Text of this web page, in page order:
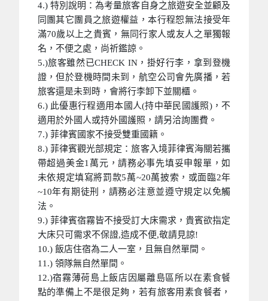
4.) 特別說明：為考量旅客自身之旅遊安全並顧及
同團其它團員之旅遊權益，本行程恕無法接受年
滿70歲以上之貴賓，無同行家人或友人之單獨報
名，不便之處，尚祈鑑諒。
5.)旅客雖然已CHECK IN，掛好行李，拿到登機
證，但於登機時間未到，航空公司會先廣播，若
旅客還是未到時，會將行李卸下並關櫃。
6.) 此優惠行程適用本國人(持中華民國護照)，不
適用於外國人或持外國護照，請另洽詢團費。
7.) 菲律賓國家不接受雙重國籍。
8.) 菲律賓觀光部規定：旅客入境菲律賓海關若攜
帶超過美金1萬元，請務必事先填妥申報單，如
未依規定填寫將罰款5萬~20萬披索，或面臨2年
~10年有期徒刑，請務必注意並遵守規定以免觸
法。
9.) 菲律賓宿霧皆不接受訂大床需求，貴賓欲指定
大床只可需求不保證,造成不便,敬請見諒!
10.) 飯店住宿為二人一室，且無自然單間。
11.) 領隊無自然單間。
12.)宿霧薄荷島上飯店因屬離島區所以在素食餐
點的準備上不是很足夠，若有旅客用素食餐者，